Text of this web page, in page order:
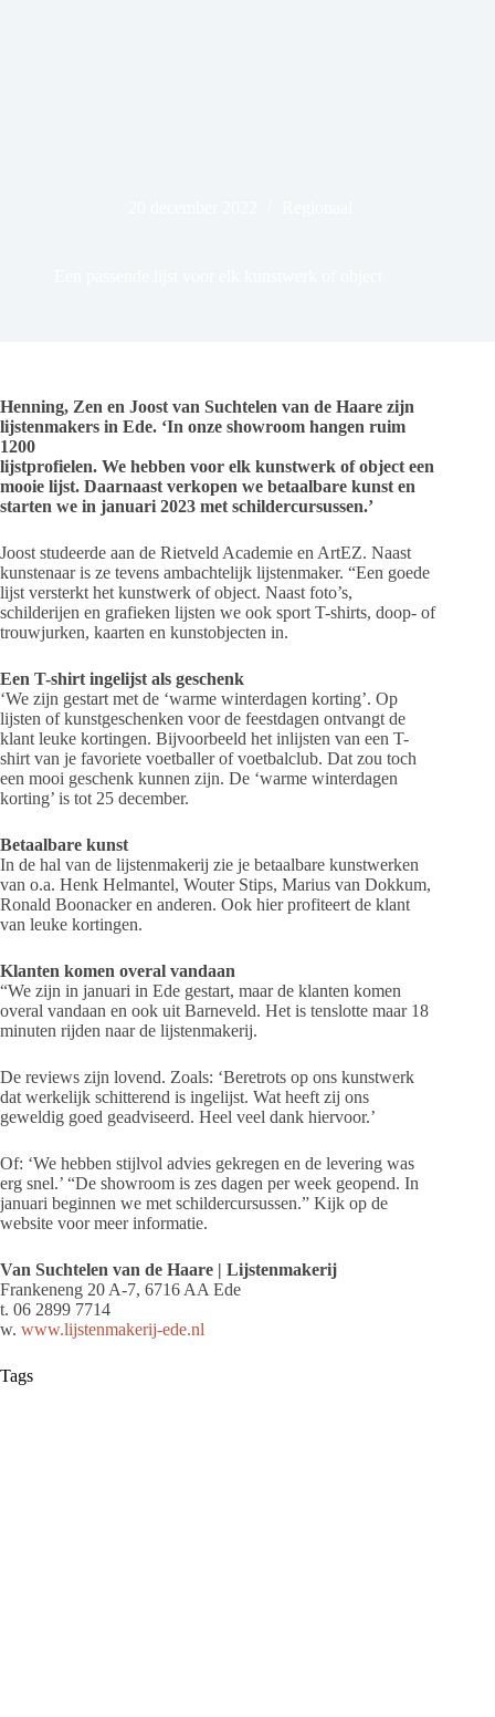
Henning, Zen en Joost van Suchtelen van de Haare zijn
lijstenmakers in Ede. ‘In onze showroom hangen ruim
1200
lijstprofielen. We hebben voor elk kunstwerk of object een
mooie lijst. Daarnaast verkopen we betaalbare kunst en
starten we in januari 2023 met schildercursussen.’
Joost studeerde aan de Rietveld Academie en ArtEZ. Naast
kunstenaar is ze tevens ambachtelijk lijstenmaker. “Een goede
lijst versterkt het kunstwerk of object. Naast foto’s,
schilderijen en grafieken lijsten we ook sport T-shirts, doop- of
trouwjurken, kaarten en kunstobjecten in.
Een T-shirt ingelijst als geschenk
‘We zijn gestart met de ‘warme winterdagen korting’. Op
lijsten of kunstgeschenken voor de feestdagen ontvangt de
klant leuke kortingen. Bijvoorbeeld het inlijsten van een T-
shirt van je favoriete voetballer of voetbalclub. Dat zou toch
een mooi geschenk kunnen zijn. De ‘warme winterdagen
korting’ is tot 25 december.
Betaalbare kunst
In de hal van de lijstenmakerij zie je betaalbare kunstwerken
van o.a. Henk Helmantel, Wouter Stips, Marius van Dokkum,
Ronald Boonacker en anderen. Ook hier profiteert de klant
van leuke kortingen.
Klanten komen overal vandaan
“We zijn in januari in Ede gestart, maar de klanten komen
overal vandaan en ook uit Barneveld. Het is tenslotte maar 18
minuten rijden naar de lijstenmakerij.
De reviews zijn lovend. Zoals: ‘Beretrots op ons kunstwerk
dat werkelijk schitterend is ingelijst. Wat heeft zij ons
geweldig goed geadviseerd. Heel veel dank hiervoor.’
Of: ‘We hebben stijlvol advies gekregen en de levering was
erg snel.’ “De showroom is zes dagen per week geopend. In
januari beginnen we met schildercursussen.” Kijk op de
website voor meer informatie.
Van Suchtelen van de Haare | Lijstenmakerij
Frankeneng 20 A-7, 6716 AA Ede
t. 06 2899 7714
w. www.lijstenmakerij-ede.nl
Tags